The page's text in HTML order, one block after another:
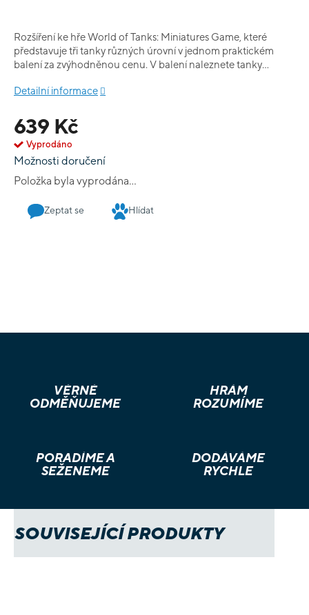
639 Kč
Vyprodáno
Možnosti doručení
Položka byla vyprodána…
Rozšíření ke hře World of Tanks: Miniatures Game, které
představuje tři tanky různých úrovní v jednom praktickém
balení za zvýhodněnou cenu. V balení naleznete tanky
Detailní informace
Zeptat se Hlídat
VĚRNÉ
ODMĚŇUJEME
HRÁM
ROZUMÍME
PORADÍME A
SEŽENEME
DODÁVÁME
RYCHLE
SOUVISEJÍCÍ PRODUKTY